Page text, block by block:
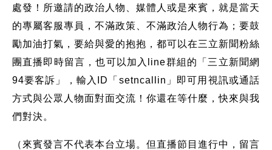
處發！所邀請的政治人物、媒體人或是來賓，就是當天
的專屬客服專員，不滿政策、不滿政治人物行為；要鼓
勵加油打氣，要給與愛的抱抱，都可以在三立新聞粉絲
團直播即時留言，也可以加入line群組的「三立新聞網
94要客訴」，輸入ID「setncallin」即可用視訊或通話
方式與公眾人物面對面交流！你還在等什麼，快來與我
們對決。
（來賓發言不代表本台立場。但直播節目進行中，留言